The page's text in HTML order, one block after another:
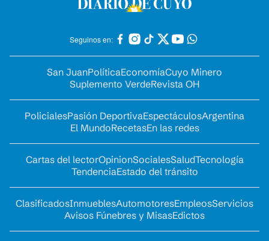
Seguinos en:
San JuanPolíticaEconomíaCuyo Minero
Suplemento VerdeRevista OH
PolicialesPasión DeportivaEspectáculosArgentina
El MundoRecetasEn las redes
Cartas del lectorOpinionSocialesSaludTecnología
TendenciaEstado del tránsito
ClasificadosInmueblesAutomotoresEmpleosServicios
Avisos Fúnebres y MisasEdictos